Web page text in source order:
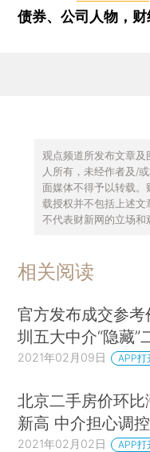
债券、公司人物，财
观点频道所发布文章
人所有，未经作者及/
面媒体不得予以转载
载授权并不包括上述文
不代表财新网的立场和
相关阅读
官方发布成交参考
圳五大中介“隐藏”
2021年02月09日 APP打
北京二手房价环
新高 中介担心调
2021年02月02日 APP打